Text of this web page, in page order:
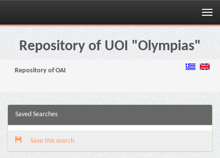
Skip
navigationRepository of UOI "Olympias"
Repository of OAI
Saved Searches
Save this search